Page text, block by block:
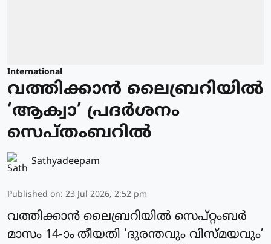
International
വത്തിക്കാന്‍ ലൈബ്രറിയില്‍
‘ആക്വാ’ പ്രദര്‍ശനം
സെപ്തംബറില്‍
Sathyadeepam
Published on: 23 Jul 2026, 2:52 pm
വത്തിക്കാന്‍ ലൈബ്രറിയില്‍ സെപ്റ്റംബര്‍
മാസം 14-ാം തീയതി ‘ദുരന്തവും വിസ്മയവും’